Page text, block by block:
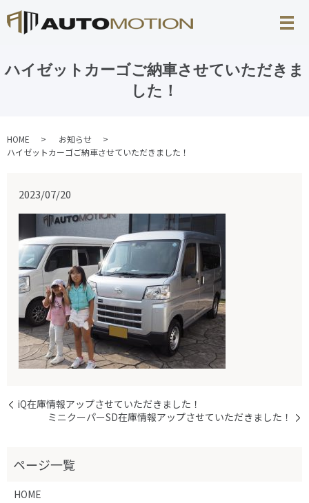
ハイゼットカーゴご納車させていただきま
した！
HOME
お知らせ
ハイゼットカーゴご納車させていただきました！
2023/07/20
iQ在庫情報アップさせていただきました！
ミニクーパーSD在庫情報アップさせていただきました！
HOME